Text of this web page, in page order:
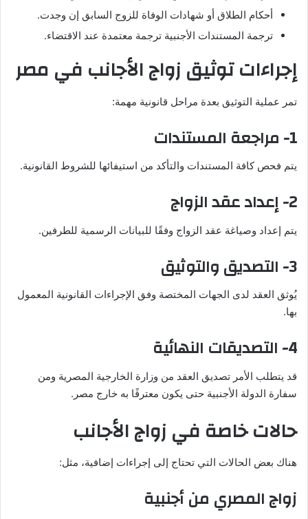
أحكام الطلاق أو شهادات الوفاة للزوج السابق إن وجدت.
ترجمة المستندات الأجنبية ترجمة معتمدة عند الاقتضاء.
إجراءات توثيق زواج الأجانب في مصر
تمر عملية التوثيق بعدة مراحل قانونية مهمة:
1- مراجعة المستندات
يتم فحص كافة المستندات والتأكد من استيفائها للشروط القانونية.
2- إعداد عقد الزواج
يتم إعداد وصياغة عقد الزواج وفقًا للبيانات الرسمية للطرفين.
3- التصديق والتوثيق
يُوثق العقد لدى الجهات المختصة وفق الإجراءات القانونية المعمول
بها.
4- التصديقات النهائية
قد يتطلب الأمر تصديق العقد من وزارة الخارجية المصرية ومن
سفارة الدولة الأجنبية حتى يكون معترفًا به خارج مصر.
حالات خاصة في زواج الأجانب
هناك بعض الحالات التي تحتاج إلى إجراءات إضافية، مثل:
زواج المصري من أجنبية